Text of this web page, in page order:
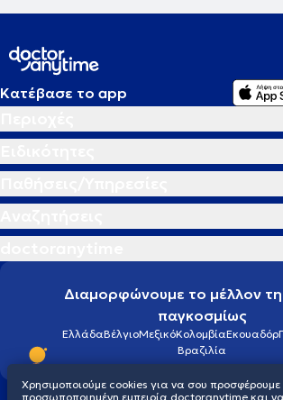
Κατέβασε το app
Διαμορφώνουμε το μέλλον
παγκοσμίως
ΕλλάδαΒέλγιοΜεξικόΚολομβίαΕκουαδόρ
Βραζιλία
Χρησιμοποιούμε cookies για να σου
προσωποποιημένη εμπειρία doctoranytime και